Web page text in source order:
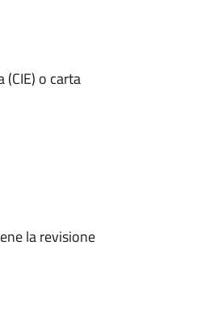
o carta
la revisione